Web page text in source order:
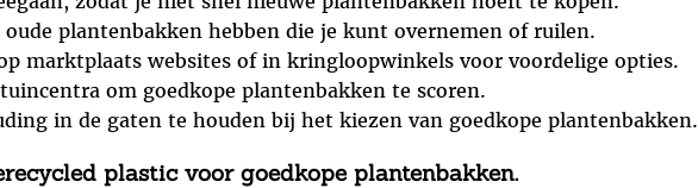
plantenbakken hebben die je kunt overnemen of ruilen.
marktplaats websites of in kringloopwinkels voor voordelige opties.
om goedkope plantenbakken te scoren.
in de gaten te houden bij het kiezen van goedkope plantenbakken.
plastic voor goedkope plantenbakken.